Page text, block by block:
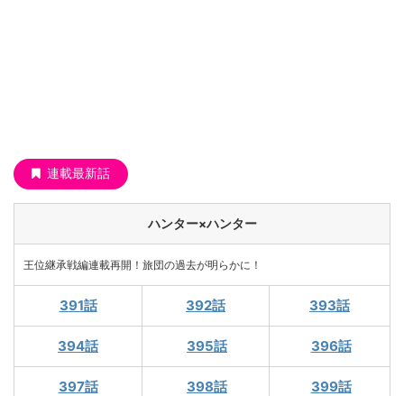
連載最新話
ハンター×ハンター
王位継承戦編連載再開！旅団の過去が明らかに！
391話 392話 393話
394話 395話 396話
397話 398話 399話